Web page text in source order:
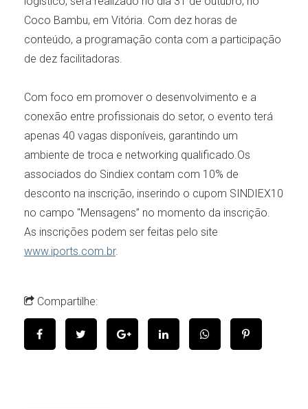
Coco Bambu, em Vitória. Com dez horas de
conteúdo, a programação conta com a participação
de dez facilitadoras.
Com foco em promover o desenvolvimento e a
conexão entre profissionais do setor, o evento terá
apenas 40 vagas disponíveis, garantindo um
ambiente de troca e networking qualificado.Os
associados do Sindiex contam com 10% de
desconto na inscrição, inserindo o cupom SINDIEX10
no campo "Mensagens” no momento da inscrição.
As inscrições podem ser feitas pelo site
www.iports.com.br.
Compartilhe: